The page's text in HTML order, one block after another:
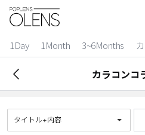
1Day 1Month 3~6Months
ログイン
カラコン比較
今月限定特典
ベスト
カラコンコ
タイトル+内容